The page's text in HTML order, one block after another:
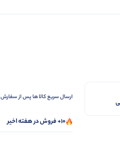
ارسال سریع کالا ها پس از سفارش
10+ فروش در هفته اخیر